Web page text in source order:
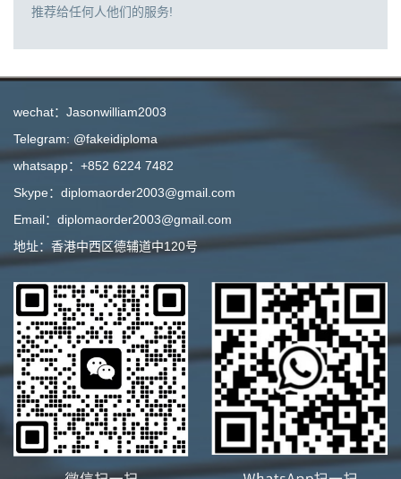
推荐给任何人他们的服务!
wechat：Jasonwilliam2003
Telegram: @fakeidiploma
whatsapp：+852 6224 7482
Skype：diplomaorder2003@gmail.com
Email：diplomaorder2003@gmail.com
地址：香港中西区德辅道中120号